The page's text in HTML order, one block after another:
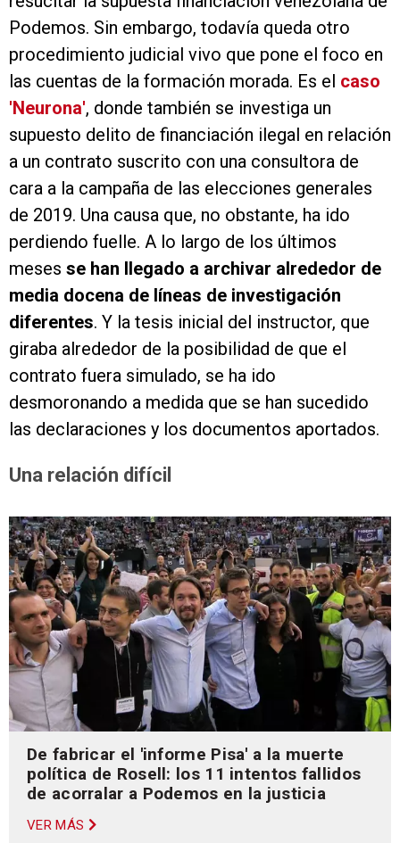
Podemos. Sin embargo, todavía queda otro
procedimiento judicial vivo que pone el foco en
las cuentas de la formación morada. Es el caso
'Neurona', donde también se investiga un
supuesto delito de financiación ilegal en relación
a un contrato suscrito con una consultora de
cara a la campaña de las elecciones generales
de 2019. Una causa que, no obstante, ha ido
perdiendo fuelle. A lo largo de los últimos
meses se han llegado a archivar alrededor de
media docena de líneas de investigación
diferentes. Y la tesis inicial del instructor, que
giraba alrededor de la posibilidad de que el
contrato fuera simulado, se ha ido
desmoronando a medida que se han sucedido
las declaraciones y los documentos aportados.
Una relación difícil
De fabricar el 'informe Pisa' a la muerte
política de Rosell: los 11 intentos fallidos
de acorralar a Podemos en la justicia
VER MÁS